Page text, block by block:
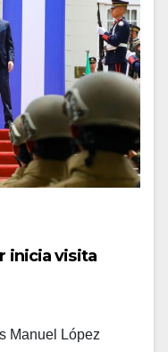
inicia visita
Manuel López